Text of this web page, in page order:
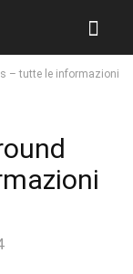
– tutte le informazioni